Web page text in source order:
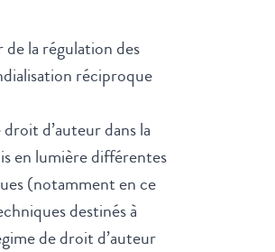
la régulation des
réciproque
d’auteur dans la
en lumière différentes
(notamment en ce
destinés à
de droit d’auteur